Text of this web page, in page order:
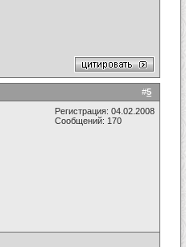
#5
Регистрация: 04.02.2008
Сообщений: 170